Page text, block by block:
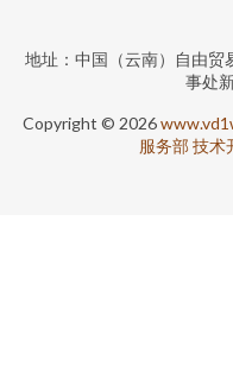
地址：中国（云南）自由贸
事处
Copyright © 2026
服务部技术